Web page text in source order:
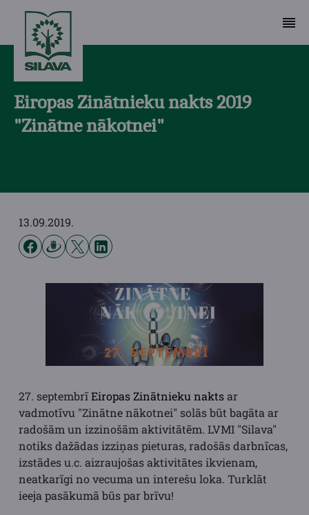
Eiropas Zinātnieku nakts 2019
"Zinātne nākotnei"
13.09.2019.
27. septembrīEiropas Zinātnieku naktsar
vadmotīvu "Zinātne nākotnei" solās būt bagāta ar
radošām un izzinošām aktivitātēm. LVMI "Silava"
notiks dažādas izziņas pieturas, radošās darbnīcas,
izstādes u.c. aizraujošas aktivitātes ikvienam,
neatkarīgi no vecuma un interešu loka. Turklāt
ieeja pasākumā būs par brīvu!